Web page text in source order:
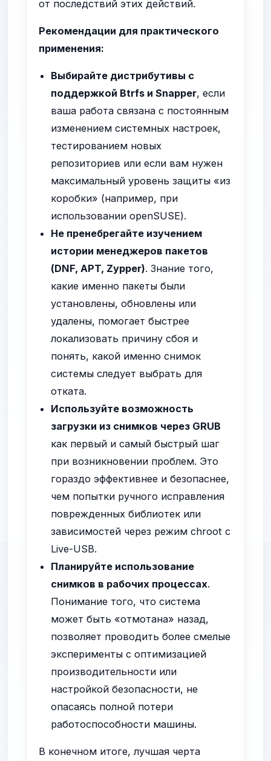
от последствий этих действий.
Рекомендации для практического
применения:
Выбирайте дистрибутивы с
поддержкой Btrfs и Snapper, если
ваша работа связана с постоянным
изменением системных настроек,
тестированием новых
репозиториев или если вам нужен
максимальный уровень защиты «из
коробки» (например, при
использовании openSUSE).
Не пренебрегайте изучением
истории менеджеров пакетов
(DNF, APT, Zypper). Знание того,
какие именно пакеты были
установлены, обновлены или
удалены, помогает быстрее
локализовать причину сбоя и
понять, какой именно снимок
системы следует выбрать для
отката.
Используйте возможность
загрузки из снимков через GRUB
как первый и самый быстрый шаг
при возникновении проблем. Это
гораздо эффективнее и безопаснее,
чем попытки ручного исправления
поврежденных библиотек или
зависимостей через режим chroot с
Live-USB.
Планируйте использование
снимков в рабочих процессах.
Понимание того, что система
может быть «отмотана» назад,
позволяет проводить более смелые
эксперименты с оптимизацией
производительности или
настройкой безопасности, не
опасаясь полной потери
работоспособности машины.
В конечном итоге, лучшая черта